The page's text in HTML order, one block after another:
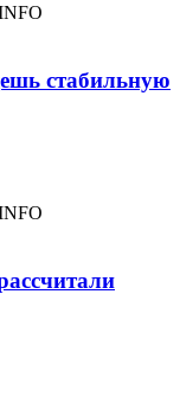
стабильную